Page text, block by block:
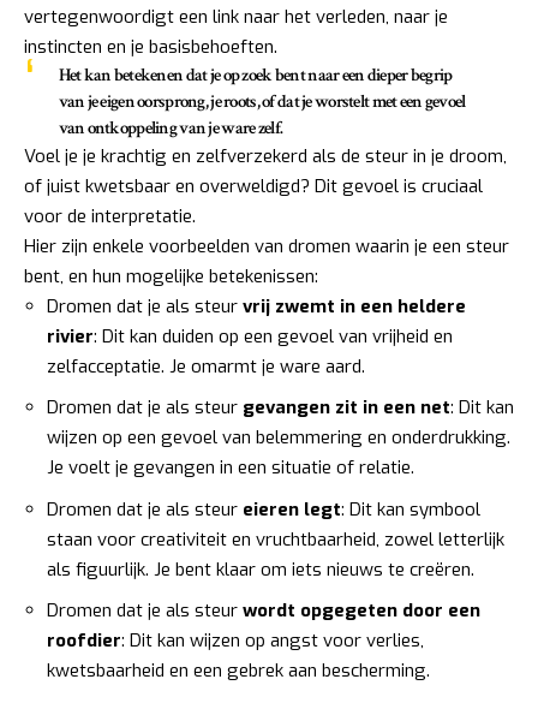
vertegenwoordigt een link naar het verleden, naar je
instincten en je basisbehoeften.
Het kan betekenen dat je op zoek bent naar een dieper begrip
van je eigen oorsprong, je roots, of dat je worstelt met een gevoel
van ontkoppeling van je ware zelf.
Voel je je krachtig en zelfverzekerd als de steur in je droom,
of juist kwetsbaar en overweldigd? Dit gevoel is cruciaal
voor de interpretatie.
Hier zijn enkele voorbeelden van dromen waarin je een steur
bent, en hun mogelijke betekenissen:
Dromen dat je als steur vrij zwemt in een heldere
rivier: Dit kan duiden op een gevoel van vrijheid en
zelfacceptatie. Je omarmt je ware aard.
Dromen dat je als steur gevangen zit in een net: Dit kan
wijzen op een gevoel van belemmering en onderdrukking.
Je voelt je gevangen in een situatie of relatie.
Dromen dat je als steur eieren legt: Dit kan symbool
staan voor creativiteit en vruchtbaarheid, zowel letterlijk
als figuurlijk. Je bent klaar om iets nieuws te creëren.
Dromen dat je als steur wordt opgegeten door een
roofdier: Dit kan wijzen op angst voor verlies,
kwetsbaarheid en een gebrek aan bescherming.